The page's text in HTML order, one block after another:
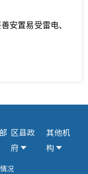
安置易受雷电、
区县政
府
其他机
构
况